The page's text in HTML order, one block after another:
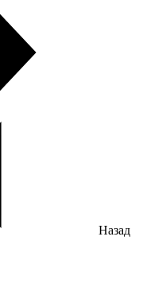
Назад